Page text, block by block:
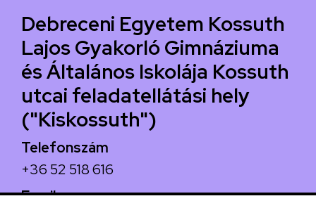
Debreceni Egyetem Kossuth
Lajos Gyakorló Gimnáziuma
és Általános Iskolája Kossuth
utcai feladatellátási hely
("Kiskossuth")
Telefonszám
+36 52 518 616
Email